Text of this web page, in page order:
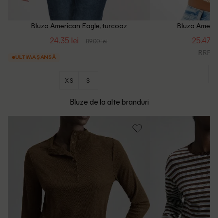
Bluza American Eagle, turcoaz
24.35 lei 89.00 lei
ULTIMA ȘANSĂ
XS S
Bluza
25.47
RRP:
Bluze de la alte branduri